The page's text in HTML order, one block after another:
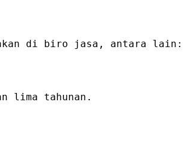
di biro jasa, antara lain:
lima tahunan.